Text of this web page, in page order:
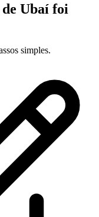
Ubaí foi
simples.